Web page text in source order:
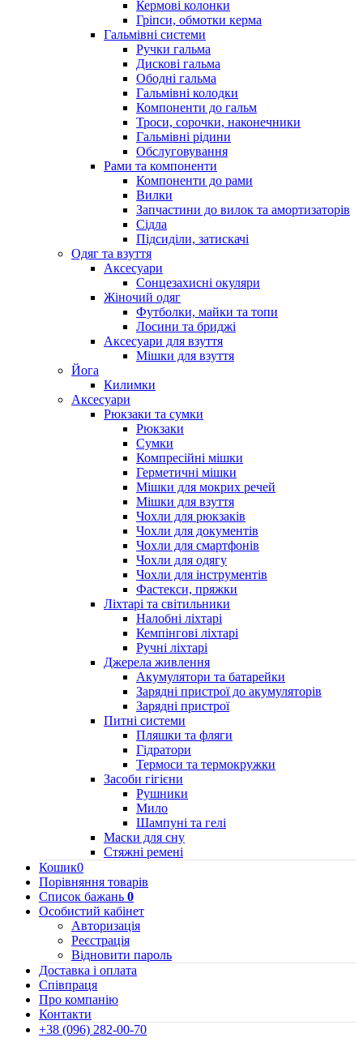
Кермові колонки
Гріпси, обмотки керма
Гальмівні системи
Ручки гальма
Дискові гальма
Ободні гальма
Гальмівні колодки
Компоненти до гальм
Троси, сорочки, наконечники
Гальмівні рідини
Обслуговування
Рами та компоненти
Компоненти до рами
Вилки
Запчастини до вилок та амортизаторів
Сідла
Підсиділи, затискачі
Одяг та взуття
Аксесуари
Сонцезахисні окуляри
Жіночий одяг
Футболки, майки та топи
Лосини та бриджі
Аксесуари для взуття
Мішки для взуття
Йога
Килимки
Аксесуари
Рюкзаки та сумки
Рюкзаки
Сумки
Компресійні мішки
Герметичні мішки
Мішки для мокрих речей
Мішки для взуття
Чохли для рюкзаків
Чохли для документів
Чохли для смартфонів
Чохли для одягу
Чохли для інструментів
Фастекси, пряжки
Ліхтарі та світильники
Налобні ліхтарі
Кемпінгові ліхтарі
Ручні ліхтарі
Джерела живлення
Акумулятори та батарейки
Зарядні пристрої до акумуляторів
Зарядні пристрої
Питні системи
Пляшки та фляги
Гідратори
Термоси та термокружки
Засоби гігієни
Рушники
Мило
Шампуні та гелі
Маски для сну
Стяжні ремені
Кошик0
Порівняння товарів
Список бажань 0
Особистий кабінет
Авторизація
Реєстрація
Відновити пароль
Доставка і оплата
Співпраця
Про компанію
Контакти
+38 (096) 282-00-70